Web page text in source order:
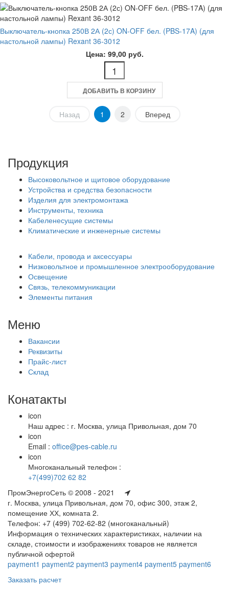
Выключатель-кнопка 250В 2А (2с) ON-OFF бел. (PBS-17A) (для
настольной лампы) Rexant 36-3012
Цена: 99,00 руб.
ДОБАВИТЬ В КОРЗИНУ
Назад 1 2 Вперед
Продукция
Высоковольтное и щитовое оборудование
Устройства и средства безопасности
Изделия для электромонтажа
Инструменты, техника
Кабеленесущие системы
Климатические и инженерные системы
Кабели, провода и аксессуары
Низковольтное и промышленное электрооборудование
Освещение
Связь, телекоммуникации
Элементы питания
Меню
Вакансии
Реквизиты
Прайс-лист
Склад
Конатакты
icon
Наш адрес : г. Москва, улица Привольная, дом 70
icon
Email : office@pes-cable.ru
icon
Многоканальный телефон :
+7(499)702 62 82
ПромЭнергоСеть © 2008 - 2021
г. Москва, улица Привольная, дом 70, офис 300, этаж 2,
помещение ХХ, комната 2.
Телефон: +7 (499) 702-62-82 (многоканальный)
Информация о технических характеристиках, наличии на
складе, стоимости и изображениях товаров не является
публичной офертой
payment1 payment2 payment3 payment4 payment5 payment6
Заказать расчет